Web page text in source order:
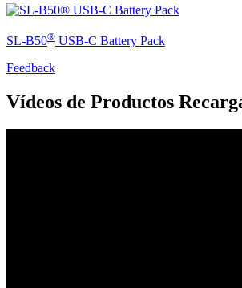
SL-B50® USB-C Battery Pack
Feedback
Vídeos de Productos